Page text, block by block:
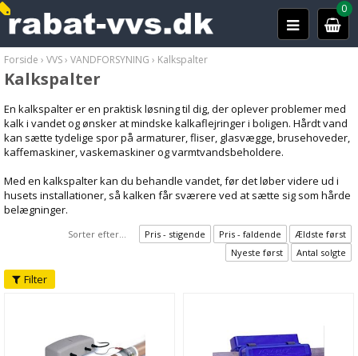
0
Forside › VVS› VANDFORSYNING › Kalkspalter
Kalkspalter
En kalkspalter er en praktisk løsning til dig, der oplever problemer med
kalk i vandet og ønsker at mindske kalkaflejringer i boligen. Hårdt vand
kan sætte tydelige spor på armaturer, fliser, glasvægge, brusehoveder,
kaffemaskiner, vaskemaskiner og varmtvandsbeholdere.
Med en kalkspalter kan du behandle vandet, før det løber videre ud i
husets installationer, så kalken får sværere ved at sætte sig som hårde
belægninger.
Sorter efter... Pris - stigende Pris - faldende
Ældste først
Nyeste først
Antal solgte
Filter